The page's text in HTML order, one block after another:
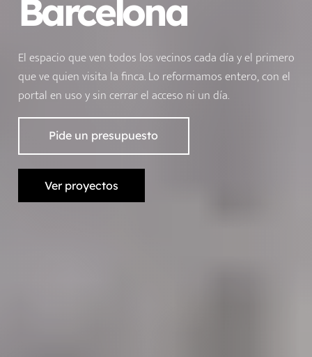
Barcelona
El espacio que ven todos los vecinos cada día y el primero
que ve quien visita la finca. Lo reformamos entero, con el
portal en uso y sin cerrar el acceso ni un día.
Pide un presupuesto
Ver proyectos